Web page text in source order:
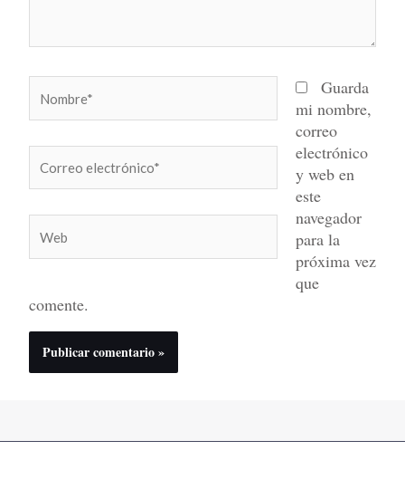
electrónico*
Guarda
mi nombre,
correo
electrónico
y web en
este
navegador
para la
próxima vez
que
comente.